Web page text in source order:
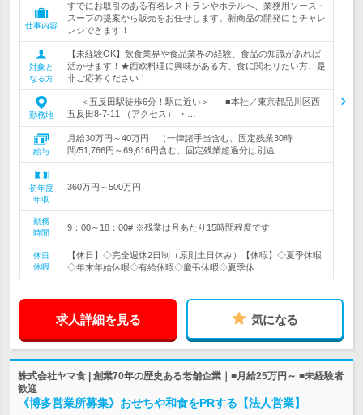
仕事内容
すでにお取引のある有名レストランやホテルへ、業務用ソース・
スープの提案から販売をお任せします。新商品の開発にもチャレ
ンジできます！
対象と
なる方
【未経験OK】飲食業界や食品業界の経験、食品の知識があれば
活かせます！★西欧料理に興味がある方、食に関わりたい方、是
非ご応募ください！
勤務地
──＜五反田駅徒歩6分！駅に近い＞── ■本社／東京都品川区西
五反田8-7-11 （アクセス） ・…
給与
月給30万円～40万円 （一律諸手当含む、固定残業30時
間/51,766円～69,616円含む、固定残業超過分は別途…
初年度
年収
360万円～500万円
勤務
時間
9：00～18：00# ※残業は月あたり15時間程度です
休日
休暇
【休日】◇完全週休2日制（原則土日休み）【休暇】◇夏季休暇
◇年末年始休暇◇有給休暇◇慶弔休暇◇夏季休…
求人詳細を見る 気になる
株式会社ヤマ食 | 創業70年の歴史ある老舗企業｜■月給25万円～ ■未経験者
歓迎
《博多営業所募集》おせちや和食をPRする【法人営業】